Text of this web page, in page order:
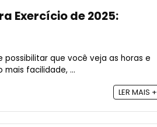
Exercício de 2025:
que você veja as horas e
facilidade, ...
LER MAIS +